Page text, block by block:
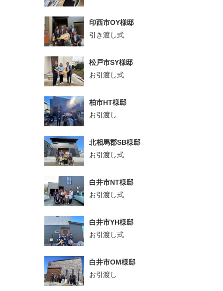
印西市OY様邸
引き渡し式
松戸市SY様邸
お引渡し式
柏市HT様邸
お引渡し
北相馬郡SB様邸
お引渡し式
白井市NT様邸
お引渡し式
白井市YH様邸
お引渡し式
白井市OM様邸
お引渡し